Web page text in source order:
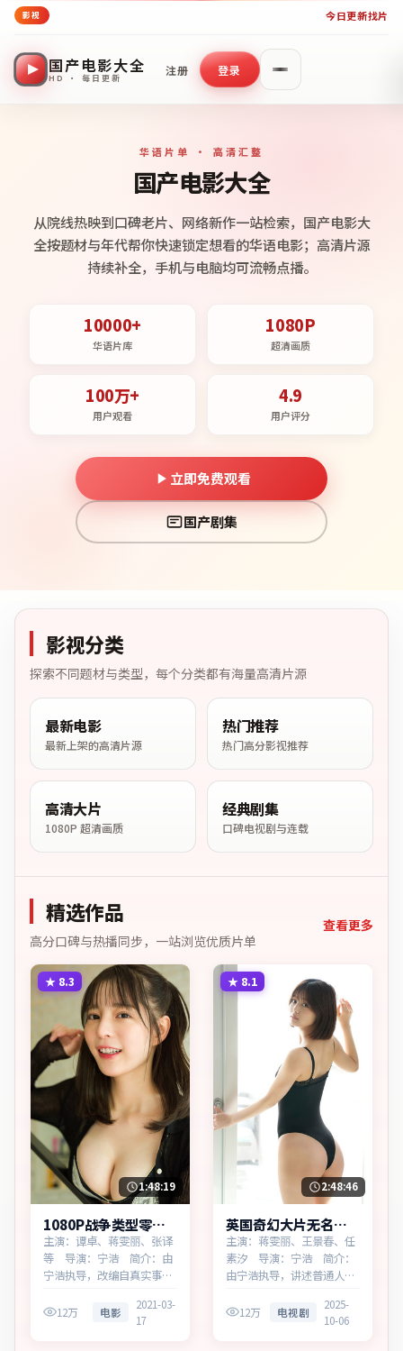
影视 今日更新找片
国产电影大全
HD · 每日更新
注册 登录
华语片单 · 高清汇整
国产电影大全
从院线热映到口碑老片、网络新作一站检索，国产电影大
全按题材与年代帮你快速锁定想看的华语电影；高清片源
持续补全，手机与电脑均可流畅点播。
10000+
华语片库
1080P
超清画质
100万+
用户观看
4.9
用户评分
立即免费观看
国产剧集
影视分类
探索不同题材与类型，每个分类都有海量高清片源
最新电影
最新上架的高清片源
热门推荐
热门高分影视推荐
高清大片
1080P 超清画质
经典剧集
口碑电视剧与连载
精选作品
高分口碑与热播同步，一站浏览优质片单
查看更多
★ 8.3
1:48:19
1080P战争类型零号
回响免费点播
主演：谭卓、蒋雯丽、张译
等 导演：宁浩 简介：由
宁浩执导，改编自真实事
作品。在高度疏离的都市丛
林里，叙事围绕人物抉择与
12万 电影
2021-03-
17
★ 8.1
2:48:46
英国奇幻大片无名边
界无广告观看
主演：蒋雯丽、王景春、任
素汐 导演：宁浩 简介：
由宁浩执导，讲述普通人在
出品的奇幻作品。在法庭与
街头之间，叙事围绕人物抉
12万 电视剧
2025-
10-06